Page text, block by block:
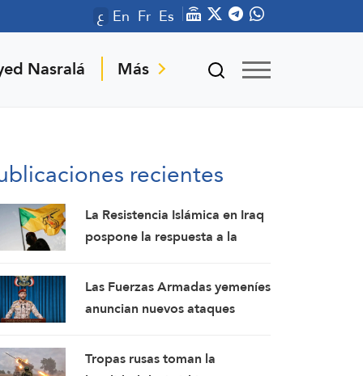
ع En Fr Es
Nasralá Más
recientes
La Resistencia Islámica en Iraq
pospone la respuesta a la
mártires fortalecen nuestra
firmeza
Las Fuerzas Armadas yemeníes
anuncian nuevos ataques
pro-saudí y reafirman sus
Tropas rusas toman la